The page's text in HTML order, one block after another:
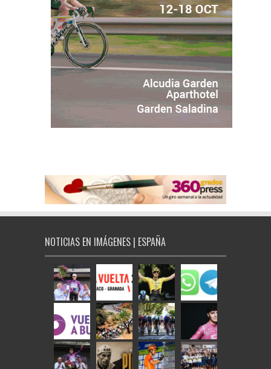
NOTICIAS EN IMÁGENES | ESPAÑA